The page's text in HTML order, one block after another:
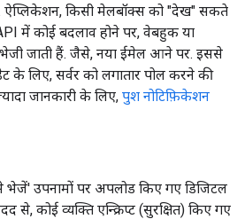
ऐप्लिकेशन, किसी मेलबॉक्स को "देख" सकते
में कोई बदलाव होने पर, वेबहुक या
जाती हैं. जैसे, नया ईमेल आने पर. इससे
के लिए, सर्वर को लगातार पोल करने की
जानकारी के लिए, पुश नोटिफ़िकेशन
उपनामों पर अपलोड किए गए डिजिटल
से, कोई व्यक्ति एन्क्रिप्ट (सुरक्षित) किए गए